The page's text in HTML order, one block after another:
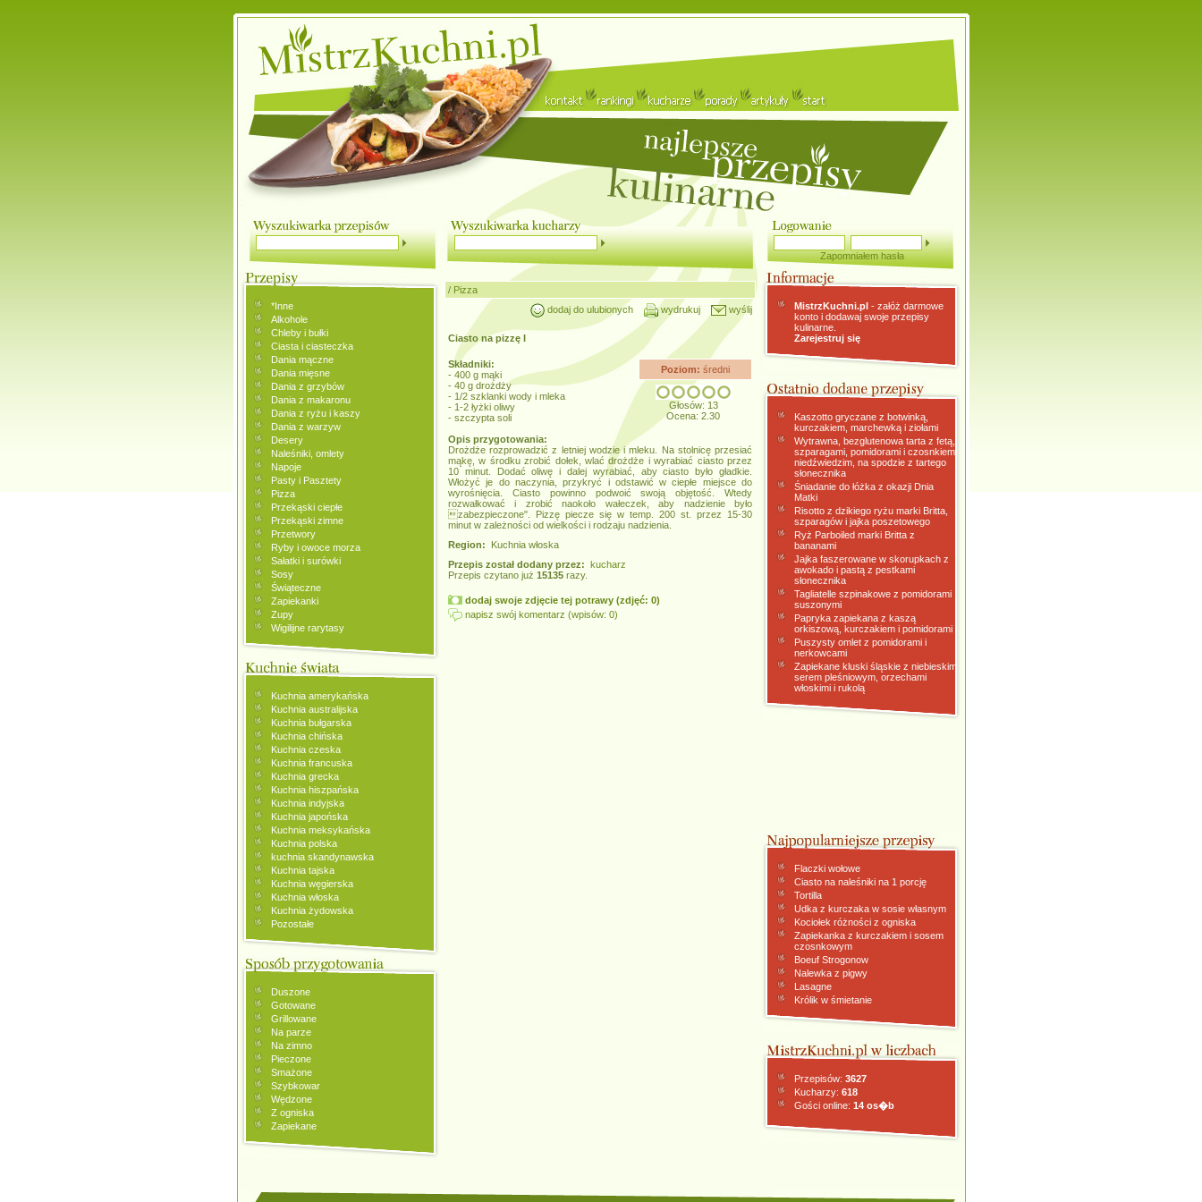
Zapomniałem hasła
*Inne
Alkohole
Chleby i bułki
Ciasta i ciasteczka
Dania mączne
Dania mięsne
Dania z grzybów
Dania z makaronu
Dania z ryżu i kaszy
Dania z warzyw
Desery
Naleśniki, omlety
Napoje
Pasty i Pasztety
Pizza
Przekąski ciepłe
Przekąski zimne
Przetwory
Ryby i owoce morza
Sałatki i surówki
Sosy
Świąteczne
Zapiekanki
Zupy
Wigilijne rarytasy
Kuchnia amerykańska
Kuchnia australijska
Kuchnia bułgarska
Kuchnia chińska
Kuchnia czeska
Kuchnia francuska
Kuchnia grecka
Kuchnia hiszpańska
Kuchnia indyjska
Kuchnia japońska
Kuchnia meksykańska
Kuchnia polska
kuchnia skandynawska
Kuchnia tajska
Kuchnia węgierska
Kuchnia włoska
Kuchnia żydowska
Pozostałe
Duszone
Gotowane
Grillowane
Na parze
Na zimno
Pieczone
Smażone
Szybkowar
Wędzone
Z ogniska
Zapiekane
/ Pizza
dodaj do ulubionych
wydrukuj wyślij
Ciasto na pizzę I
Poziom: średni
Głosów: 13
Ocena: 2.30
Składniki:
- 400 g mąki
- 40 g drożdży
- 1/2 szklanki wody i mleka
- 1-2 łyżki oliwy
- szczypta soli
Opis przygotowania:
Drożdże rozprowadzić z letniej wodzie i mleku. Na stolnicę przesiać
mąkę, w środku zrobić dołek, wlać drożdże i wyrabiać ciasto przez
10 minut. Dodać oliwę i dalej wyrabiać, aby ciasto było gładkie.
Włożyć je do naczynia, przykryć i odstawić w ciepłe miejsce do
wyrośnięcia. Ciasto powinno podwoić swoją objętość. Wtedy
rozwałkować i zrobić naokoło wałeczek, aby nadzienie było
zabezpieczone". Pizzę piecze się w temp. 200 st. przez 15-30
minut w zależności od wielkości i rodzaju nadzienia.
Region: Kuchnia włoska
Przepis został dodany przez: kucharz
Przepis czytano już 15135 razy.
dodaj swoje zdjęcie tej potrawy (zdjęć: 0)
napisz swój komentarz (wpisów: 0)
MistrzKuchni.pl- załóż darmowe
konto i dodawaj swoje przepisy
kulinarne.
Zarejestruj się
Kaszotto gryczane z botwinką,
kurczakiem, marchewką i ziołami
Wytrawna, bezglutenowa tarta z fetą,
szparagami, pomidorami i czosnkiem
niedźwiedzim, na spodzie z tartego
słonecznika
Śniadanie do łóżka z okazji Dnia
Matki
Risotto z dzikiego ryżu marki Britta,
szparagów i jajka poszetowego
Ryż Parboiled marki Britta z
bananami
Jajka faszerowane w skorupkach z
awokado i pastą z pestkami
słonecznika
Tagliatelle szpinakowe z pomidorami
suszonymi
Papryka zapiekana z kaszą
orkiszową, kurczakiem i pomidorami
Puszysty omlet z pomidorami i
nerkowcami
Zapiekane kluski śląskie z niebieskim
serem pleśniowym, orzechami
włoskimi i rukolą
Flaczki wołowe
Ciasto na naleśniki na 1 porcję
Tortilla
Udka z kurczaka w sosie własnym
Kociołek różności z ogniska
Zapiekanka z kurczakiem i sosem
czosnkowym
Boeuf Strogonow
Nalewka z pigwy
Lasagne
Królik w śmietanie
Przepisów: 3627
Kucharzy: 618
Gości online: 14 os�b